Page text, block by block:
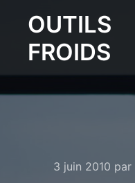
OUTILS
FROIDS
3 juin 2010 par